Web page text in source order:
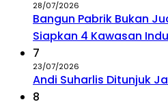
28/07/2026
Bangun Pabrik Bukan
Siapkan 4 Kawasan
7
23/07/2026
Andi Suharlis Ditunjuk
8